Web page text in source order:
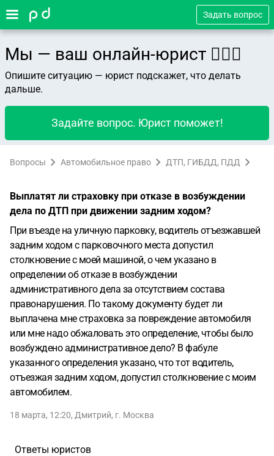
Задать вопрос
Мы — ваш онлайн-юрист 👨🏻‍⚖️
Опишите ситуацию — юрист подскажет, что делать
дальше.
Задайте вопрос. Юрист поможет!
Вопросы Автомобильное право ДТП, ГИБДД, ПДД
Выплатят ли страховку при отказе в возбуждении
дела по ДТП при движении задним ходом?
При въезде на уличную парковку, водитель отъезжавшей
задним ходом с парковочного места допустил
столкновение с моей машиной, о чем указано в
определении об отказе в возбуждении
административного дела за отсутствием состава
правонарушения. По такому документу будет ли
выплачена мне страховка за повреждение автомобиля
или мне надо обжаловать это определение, чтобы было
возбуждено административное дело? В фабуле
указанного определения указано, что тот водитель,
отъезжая задним ходом, допустил столкновение с моим
автомобилем.
18 марта, 12:20, Дмитрий, г. Москва
Ответы юристов